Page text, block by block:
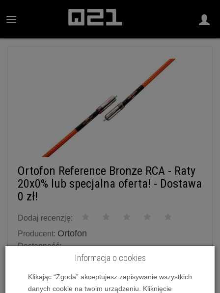
Ortofon Reference Bronze RCA - Raty
20x0% lub specjalna oferta! - Dostawa
0 zł!
Dodaj recenzję:
Producent: Ortofon
Dostępność:
Potwierdź dostępność mailowo lub telefonicznie.
dostawcy.
Informacja o cookies
Klikając “Zgoda” akceptujesz zapisywanie wszystkich
danych cookie na twoim urządzeniu. Kliknięcie